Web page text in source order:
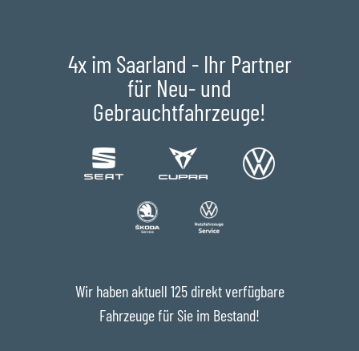
4x im Saarland - Ihr Partner
für Neu- und
Gebrauchtfahrzeuge!
Wir haben aktuell 125 direkt verfügbare
Fahrzeuge für Sie im Bestand!